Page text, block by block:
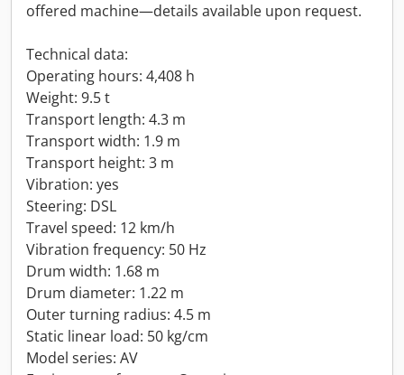
offered machine—details available upon request.
Technical data:
Operating hours: 4,408 h
Weight: 9.5 t
Transport length: 4.3 m
Transport width: 1.9 m
Transport height: 3 m
Vibration: yes
Steering: DSL
Travel speed: 12 km/h
Vibration frequency: 50 Hz
Drum width: 1.68 m
Drum diameter: 1.22 m
Outer turning radius: 4.5 m
Static linear load: 50 kg/cm
Model series: AV